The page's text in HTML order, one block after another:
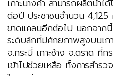
เกาะนางคำ สามารถผลิตน้ำ
ต่อปี ประชาชนจำนวน 4,125
ขาดแคลนอีกต่อไป นอกจาก
ระดับลึกที่มีศักยภาพสูงบนเก
จ.กระบี่ เกาะช้าง จ.ตราด ที่
เข้าไปช่วยเหลือ ทั้งการสำร